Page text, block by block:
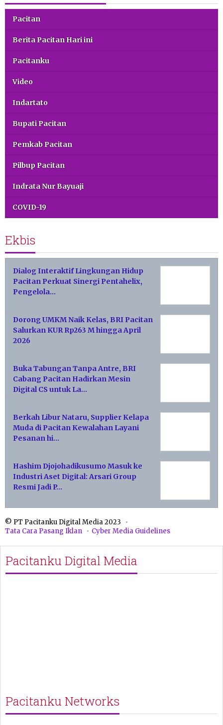
Pacitan
Berita Pacitan Hari ini
Pacitanku
Video
Indartato
Bupati Pacitan
Pemkab Pacitan
Pilbup Pacitan
Indrata Nur Bayuaji
COVID-19
Ekbis
Dialog Interaktif Lingkungan Hidup
Pacitan Perkuat Sinergi Pentahelix,
Pengelola…
Dorong UMKM Naik Kelas, BRI Pacitan
Salurkan KUR Rp263 M hingga April
2026
Buka Tabungan Tanpa Antre, BRI
Cabang Pacitan Hadirkan Mesin
Digital CS untuk La…
Berkah Libur Nataru, Supplier Kelapa
Muda di Pacitan Kewalahan Layani
Pesanan hi…
Hashim Djojohadikusumo Masuk ke
Industri Aset Digital: Arsari Group
Resmi Jadi P…
© PT Pacitanku Digital Media 2023
Tata Cara Pasang Iklan
Cyber Media Guidelines
Pacitanku Digital Media
Pacitanku Networks